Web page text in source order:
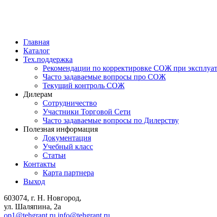
Главная
Каталог
Тех.поддержка
Рекомендации по корректировке СОЖ при
Часто задаваемые вопросы про СОЖ
Текущий контроль СОЖ
Дилерам
Сотрудничество
Участники Торговой Сети
Часто задаваемые вопросы по Дилерству
Полезная информация
Документация
Учебный класс
Статьи
Контакты
Карта партнера
Выход
603074, г. Н. Новгород,
ул. Шаляпина, 2а
op1@tehgrant.ru info@tehgrant.ru